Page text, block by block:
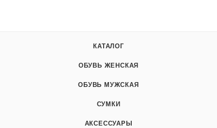
КАТАЛОГ
ОБУВЬ ЖЕНСКАЯ
ОБУВЬ МУЖСКАЯ
СУМКИ
АКСЕССУАРЫ